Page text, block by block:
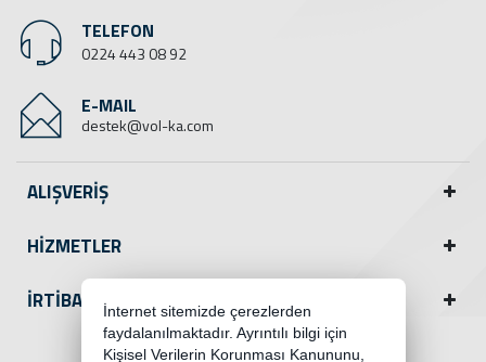
TELEFON
0224 443 08 92
E-MAIL
destek@vol-ka.com
ALIŞVERİŞ
HİZMETLER
İRTİBAT
İnternet sitemizde çerezlerden
faydalanılmaktadır. Ayrıntılı bilgi için
Kişisel Verilerin Korunması Kanununu,